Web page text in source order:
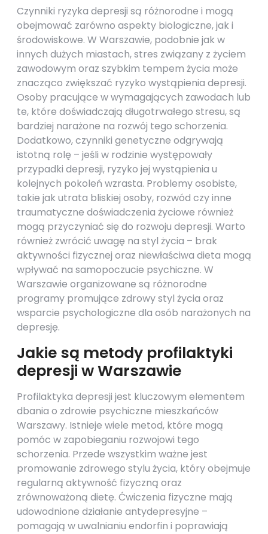
Czynniki ryzyka depresji są różnorodne i mogą
obejmować zarówno aspekty biologiczne, jak i
środowiskowe. W Warszawie, podobnie jak w
innych dużych miastach, stres związany z życiem
zawodowym oraz szybkim tempem życia może
znacząco zwiększać ryzyko wystąpienia depresji.
Osoby pracujące w wymagających zawodach lub
te, które doświadczają długotrwałego stresu, są
bardziej narażone na rozwój tego schorzenia.
Dodatkowo, czynniki genetyczne odgrywają
istotną rolę – jeśli w rodzinie występowały
przypadki depresji, ryzyko jej wystąpienia u
kolejnych pokoleń wzrasta. Problemy osobiste,
takie jak utrata bliskiej osoby, rozwód czy inne
traumatyczne doświadczenia życiowe również
mogą przyczyniać się do rozwoju depresji. Warto
również zwrócić uwagę na styl życia – brak
aktywności fizycznej oraz niewłaściwa dieta mogą
wpływać na samopoczucie psychiczne. W
Warszawie organizowane są różnorodne
programy promujące zdrowy styl życia oraz
wsparcie psychologiczne dla osób narażonych na
depresję.
Jakie są metody profilaktyki
depresji w Warszawie
Profilaktyka depresji jest kluczowym elementem
dbania o zdrowie psychiczne mieszkańców
Warszawy. Istnieje wiele metod, które mogą
pomóc w zapobieganiu rozwojowi tego
schorzenia. Przede wszystkim ważne jest
promowanie zdrowego stylu życia, który obejmuje
regularną aktywność fizyczną oraz
zrównoważoną dietę. Ćwiczenia fizyczne mają
udowodnione działanie antydepresyjne –
pomagają w uwalnianiu endorfin i poprawiają